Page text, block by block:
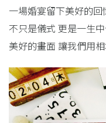
一場婚宴留下美好的回
不只是儀式 更是一生
美好的畫面 讓我們用